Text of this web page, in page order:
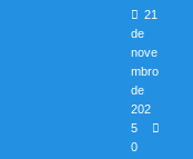
21
de
nove
mbro
de
202
5
0